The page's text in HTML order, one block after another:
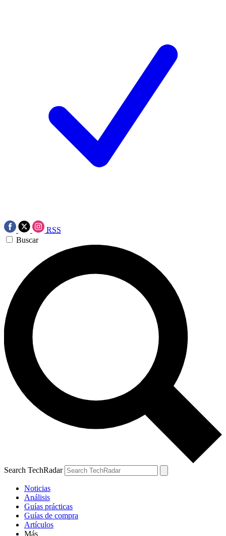
RSS
Buscar
Search TechRadar
Noticias
Análisis
Guías prácticas
Guías de compra
Artículos
Más